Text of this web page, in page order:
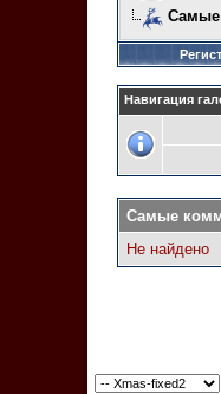
Самые
Навигация
Самые
Не найдено